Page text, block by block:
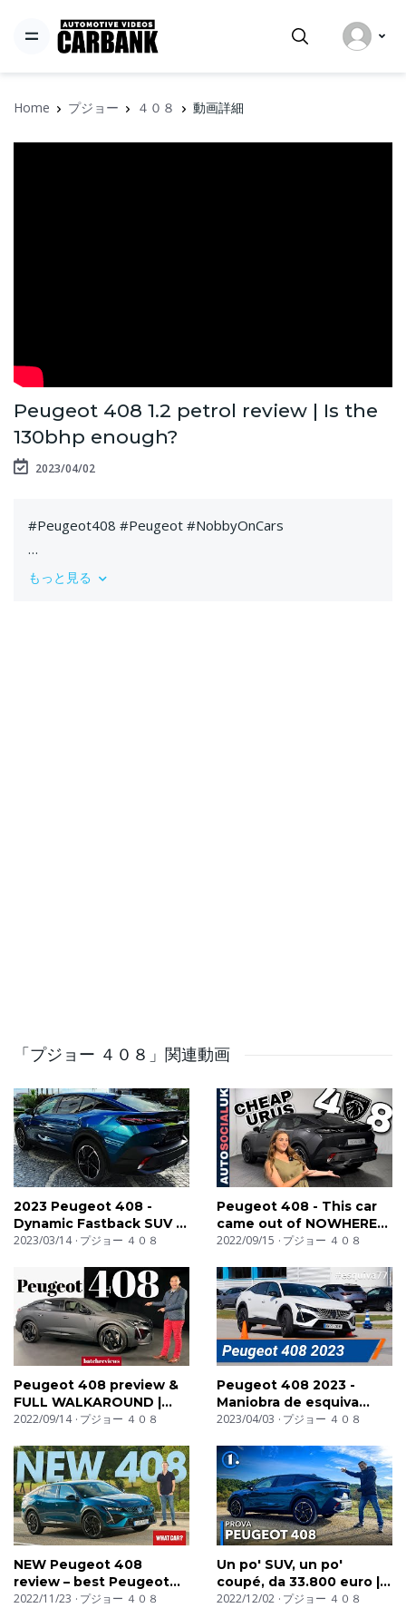
Home プジョー ４０８ 動画詳細
Peugeot 408 1.2 petrol review | Is the
130bhp enough?
2023/04/02
#Peugeot408 #Peugeot #NobbyOnCars
If you'd like to support this fully independent channel by
https://www.youtube.com/channel/UCMKLV2Fehfuw-
E3eoXsulDQ/joi
もっと見る
「プジョー ４０８」関連動画
2023 Peugeot 408 -
Dynamic Fastback SUV |
Exterior and interior
2023/03/14 プジョー ４０８
Peugeot 408 - This car
came out of NOWHERE?
#Review
2022/09/15 プジョー ４０８
Peugeot 408 preview &
FULL WALKAROUND |
batchreviews
2022/09/14 プジョー ４０８
Peugeot 408 2023 -
Maniobra de esquiva
(moose test) y eslalon |
2023/04/03 プジョー ４０８
NEW Peugeot 408
review – best Peugeot
ever? | What Car?
2022/11/23 プジョー ４０８
Un po' SUV, un po'
coupé, da 33.800 euro |
Peugeot 408
2022/12/02 プジョー ４０８